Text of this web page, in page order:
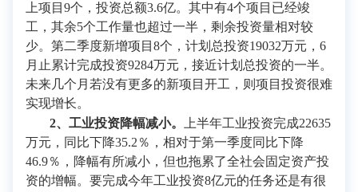
上项目9个，投资总额3.6亿。其中有4个项目已经竣
工，其余5个工作量也超过一半，剩余投资量相对较
少。第二季度新增项目8个，计划总投资19032万元，6
月止累计完成投资9284万元，接近计划总投资的一半。
未来几个月若没有更多的新项目开工，则项目投资很难
实现增长。
2、工业投资降幅减小。
上半年工业投资完成22635
万元，同比下降35.2％，相对于第一季度同比下降
46.9％，降幅有所减小，但也拖累了全社会固定资产投
资的增幅。要完成今年工业投资8亿元的任务还是有很